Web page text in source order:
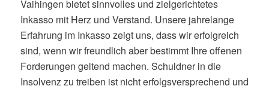
Vaihingen bietet sinnvolles und zielgerichtetes
Inkasso mit Herz und Verstand. Unsere jahrelange
Erfahrung im Inkasso zeigt uns, dass wir erfolgreich
sind, wenn wir freundlich aber bestimmt Ihre offenen
Forderungen geltend machen. Schuldner in die
Insolvenz zu treiben ist nicht erfolgsversprechend und